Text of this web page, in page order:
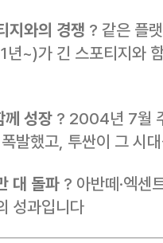
지와의 경쟁 ? 같은 플
~)가 긴 스포티지와
께 성장 ? 2004년 7월
발했고, 투싼이 그 시
대 돌파 ? 아반떼·엑센
성과입니다